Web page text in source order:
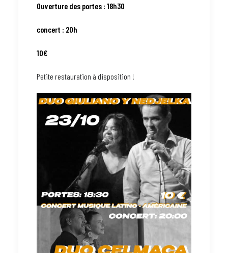
Ouverture des portes : 18h30
concert : 20h
10€
Petite restauration à disposition !